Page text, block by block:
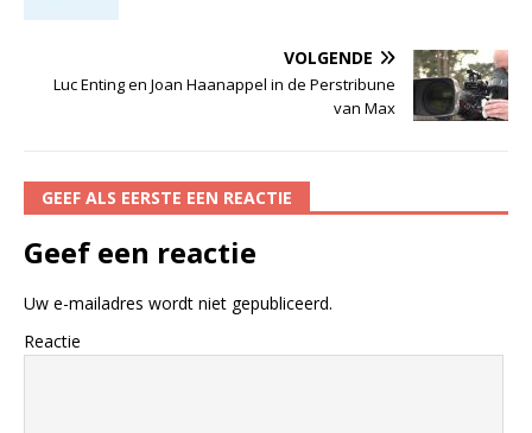
VOLGENDE
Luc Enting en Joan Haanappel in de Perstribune
van Max
GEEF ALS EERSTE EEN REACTIE
Geef een reactie
Uw e-mailadres wordt niet gepubliceerd.
Reactie